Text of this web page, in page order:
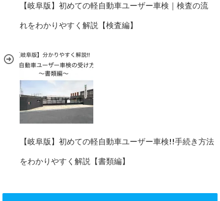
【岐阜版】初めての軽自動車ユーザー車検｜検査の流
れをわかりやすく解説【検査編】
【岐阜版】初めての軽自動車ユーザー車検!!手続き方法
をわかりやすく解説【書類編】